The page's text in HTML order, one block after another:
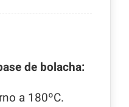
de bolacha:
a 180ºC.